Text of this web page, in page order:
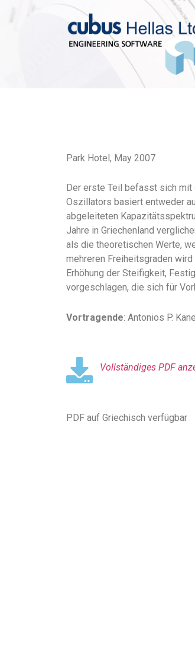
Park Hotel, May 2007
Der erste Teil befasst sich
Oszillators basiert entweder
abgeleiteten
Jahre in Griechenland
als die theoretischen Werte,
mehreren Freiheitsgraden
Erhöhung der Steifigkeit,
vorgeschlagen, die sich für
Vortragende: Antonios P.
Vollständiges PDF
PDF auf Griechisch verfügbar